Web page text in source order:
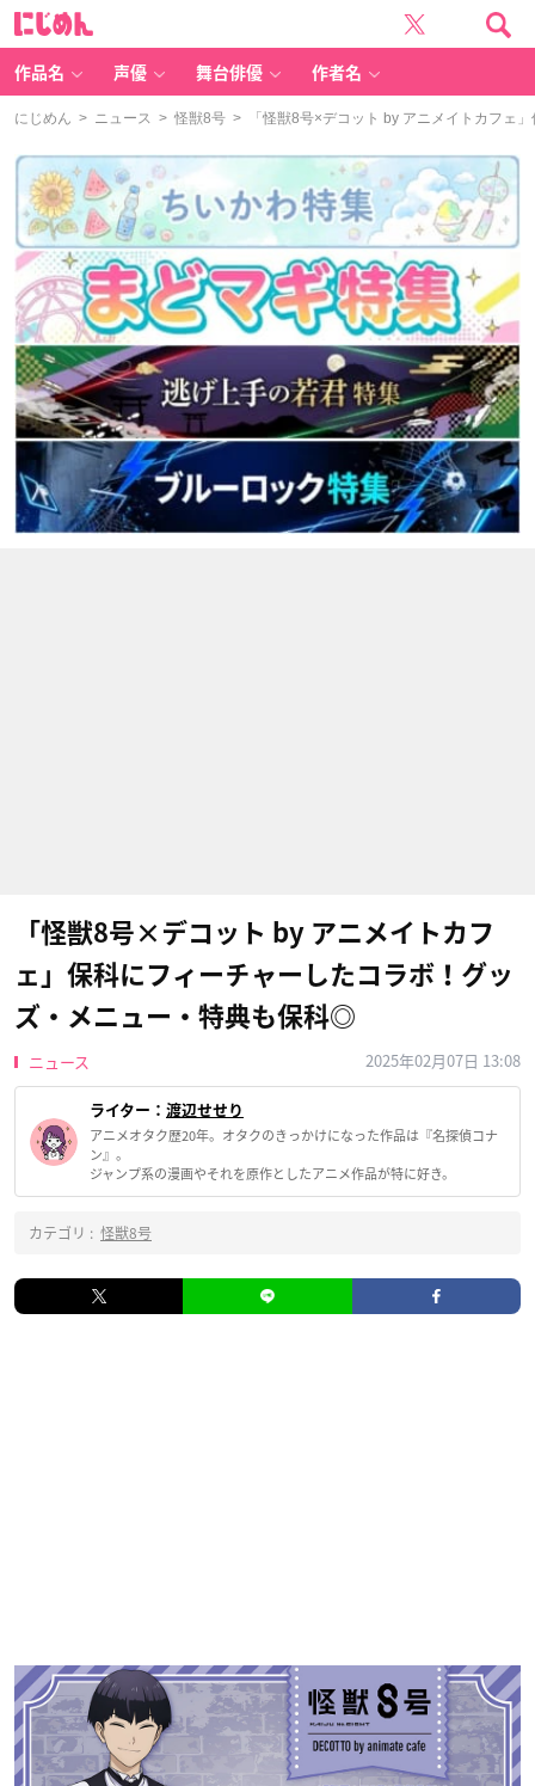
作品名 声優 舞台俳優 作者名
にじめん > ニュース > 怪獣8号 > 「怪獣8号×デコット by アニメイトカフェ
「怪獣8号×デコット by アニメイトカフ
ェ」保科にフィーチャーしたコラボ！グッ
ズ・メニュー・特典も保科◎
ニュース 2025年02月07日 13:08
ライター： 渡辺せせり
アニメオタク歴20年。オタクのきっかけになった作品は『名探偵コナ
ン』。
ジャンプ系の漫画やそれを原作としたアニメ作品が特に好き。
カテゴリ : 怪獣8号